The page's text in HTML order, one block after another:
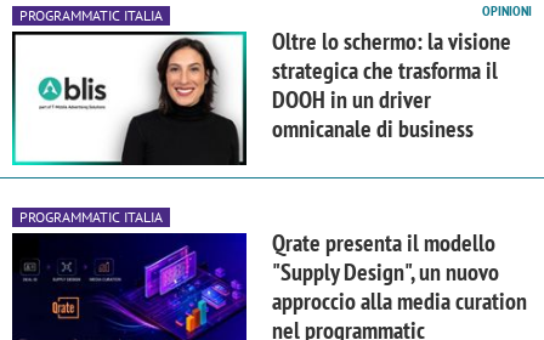
PROGRAMMATIC ITALIA OPINIONI
Oltre lo schermo: la visione
strategica che trasforma il
DOOH in un driver
omnicanale di business
PROGRAMMATIC ITALIA
Qrate presenta il modello
"Supply Design", un nuovo
approccio alla media curation
nel programmatic